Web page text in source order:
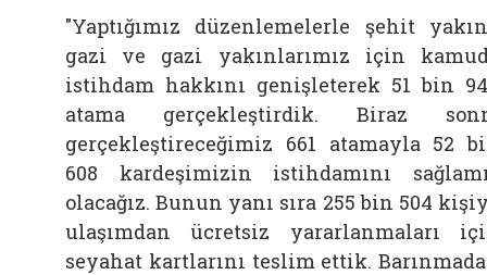
"Yaptığımız düzenlemelerle şehit
gazi ve gazi yakınlarımız için
istihdam hakkını genişleterek 51 bin
atama gerçekleştirdik. Biraz
gerçekleştireceğimiz 661 atamayla 52
608 kardeşimizin istihdamını
olacağız. Bunun yanı sıra 255 bin 504
ulaşımdan ücretsiz yararlanmaları
seyahat kartlarını teslim ettik.